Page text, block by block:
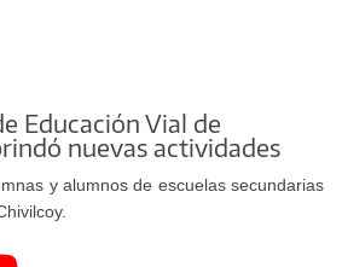
Educación Vial de
nuevas actividades
y alumnos de escuelas secundarias